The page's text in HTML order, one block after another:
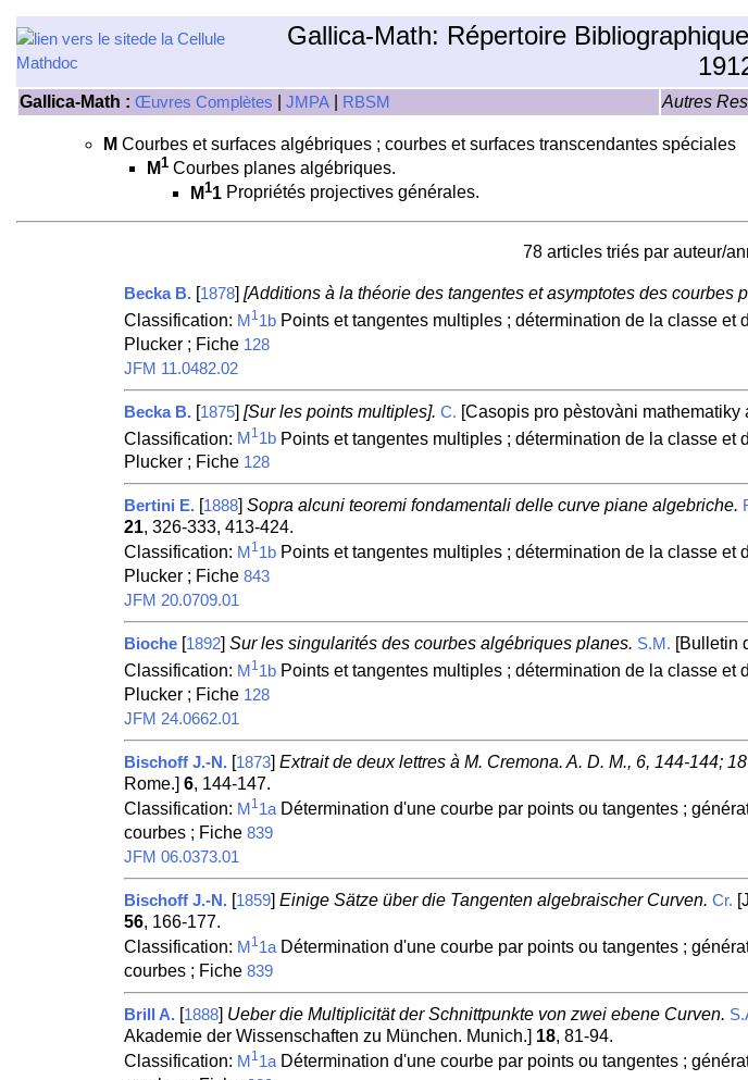
Gallica-Math: Répertoire
Gallica-Math : Œuvres Complètes JMPA RBSM Autres
M Courbes et surfaces algébriques ; courbes et surfaces transcendantes spéciales
M1 Courbes planes algébriques.
M11 Propriétés projectives générales.
78 articles triés par auteur/
Becka B. [1878] [Additions à la théorie des tangentes et asymptotes des courbes
Classification: M1 1bPoints et tangentes multiples ; détermination de la classe et
Plucker ; Fiche 128
JFM 11.0482.02
Becka B. [1875] [Sur les points multiples]. C. [Casopis pro pèstovàni mathematiky
Classification: M 11bPoints et tangentes multiples ; détermination de la classe et
Plucker ; Fiche 128
Bertini E. [1888] Sopra alcuni teoremi fondamentali delle curve piane algebriche.
21, 326-333, 413-424.
Classification: M 11bPoints et tangentes multiples ; détermination de la classe et
Plucker ; Fiche 843
JFM 20.0709.01
Bioche [1892] Sur les singularités des courbes algébriques planes. S.M. [Bulletin
Classification: M 11bPoints et tangentes multiples ; détermination de la classe et
Plucker ; Fiche 128
JFM 24.0662.01
Bischoff J.-N. [1873] Extrait de deux lettres à M. Cremona. A. D. M., 6, 144-144;
Rome.] 6, 144-147.
Classification: M 11aDétermination d'une courbe par points ou tangentes ;
courbes ; Fiche 839
JFM 06.0373.01
Bischoff J.-N. [1859] Einige Sätze über die Tangenten algebraischer Curven. Cr.
56, 166-177.
Classification: M 11aDétermination d'une courbe par points ou tangentes ;
courbes ; Fiche 839
Brill A. [1888] Ueber die Multiplicität der Schnittpunkte von zwei ebene Curven.
Akademie der Wissenschaften zu München. Munich.] 18, 81-94.
Classification: M 11aDétermination d'une courbe par points ou tangentes ;